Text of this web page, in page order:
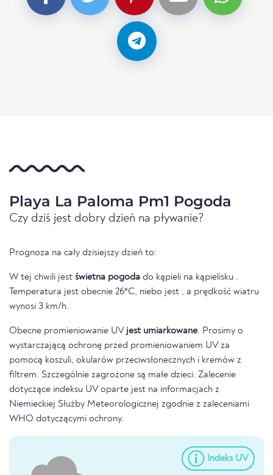
Playa La Paloma Pm1 Pogoda
Czy dziś jest dobry dzień na pływanie?
Prognoza na cały dzisiejszy dzień to:
W tej chwili jest świetna pogoda do kąpieli na kąpielisku .
Temperatura jest obecnie 26°C, niebo jest , a prędkość wiatru
wynosi 3 km/h.
Obecne promieniowanie UV jest umiarkowane. Prosimy o
wystarczającą ochronę przed promieniowaniem UV za
pomocą koszuli, okularów przeciwsłonecznych i kremów z
filtrem. Szczególnie zagrożone są małe dzieci. Zalecenie
dotyczące indeksu UV oparte jest na informacjach z
Niemieckiej Służby Meteorologicznej zgodnie z zaleceniami
WHO dotyczącymi ochrony.
Indeks UV